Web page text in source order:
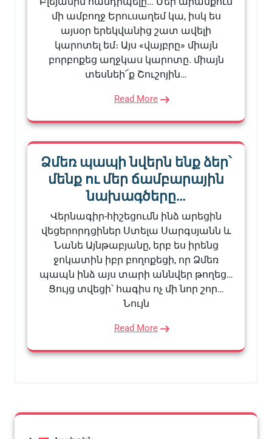
մի ամբողջ Երուսաղեմ կա, իսկ ես
այսօր երեկվանից շատ ավելի
կարոտել եմ։ Այս «վայբրը» միայն
բորբոքեց աղջկաս կարոտը. միայն
տեսնեի՜ք Շուշոյին…
Read More
Ձմեռ պապի նվերն ենք ձեր՝
մենք ու մեր ճամբարային
նախագծերը…
Վերնագիր-հիշեցումն ինձ արեցին
վեցերորդցիներ Ստելա Սարգսյանն և
Նանե Այնթաբյանը, երբ ես իրենց
ջոկատին իբր բողոքեցի, որ Ձմեռ
պապն ինձ այս տարի աննվեր թողեց…
Ցույց տվեցի՝ հագիս ոչ մի նոր շոր…
Նույն
Read More